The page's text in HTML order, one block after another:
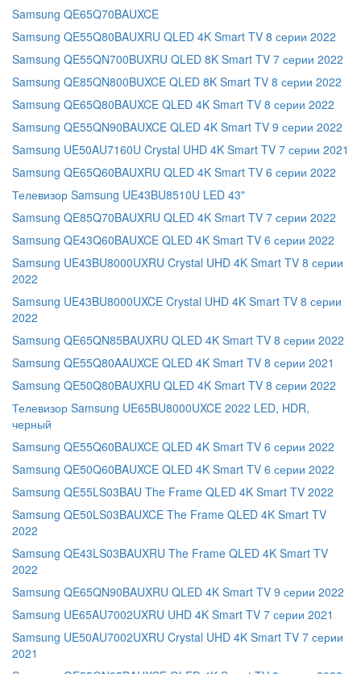
Samsung QE65Q70BAUXCE
Samsung QE55Q80BAUXRU QLED 4K Smart TV 8 серии 2022
Samsung QE55QN700BUXRU QLED 8K Smart TV 7 серии 2022
Samsung QE85QN800BUXCE QLED 8K Smart TV 8 серии 2022
Samsung QE65Q80BAUXCE QLED 4K Smart TV 8 серии 2022
Samsung QE55QN90BAUXCE QLED 4K Smart TV 9 серии 2022
Samsung UE50AU7160U Crystal UHD 4K Smart TV 7 серии 2021
Samsung QE65Q60BAUXRU QLED 4K Smart TV 6 серии 2022
Телевизор Samsung UE43BU8510U LED 43"
Samsung QE85Q70BAUXRU QLED 4K Smart TV 7 серии 2022
Samsung QE43Q60BAUXCE QLED 4K Smart TV 6 серии 2022
Samsung UE43BU8000UXRU Crystal UHD 4K Smart TV 8 серии
2022
Samsung UE43BU8000UXCE Crystal UHD 4K Smart TV 8 серии
2022
Samsung QE65QN85BAUXRU QLED 4K Smart TV 8 серии 2022
Samsung QE55Q80AAUXCE QLED 4K Smart TV 8 серии 2021
Samsung QE50Q80BAUXRU QLED 4K Smart TV 8 серии 2022
Телевизор Samsung UE65BU8000UXCE 2022 LED, HDR,
черный
Samsung QE55Q60BAUXCE QLED 4K Smart TV 6 серии 2022
Samsung QE50Q60BAUXCE QLED 4K Smart TV 6 серии 2022
Samsung QE55LS03BAU The Frame QLED 4K Smart TV 2022
Samsung QE50LS03BAUXCE The Frame QLED 4K Smart TV
2022
Samsung QE43LS03BAUXRU The Frame QLED 4K Smart TV
2022
Samsung QE65QN90BAUXRU QLED 4K Smart TV 9 серии 2022
Samsung UE65AU7002UXRU UHD 4K Smart TV 7 серии 2021
Samsung UE50AU7002UXRU Crystal UHD 4K Smart TV 7 серии
2021